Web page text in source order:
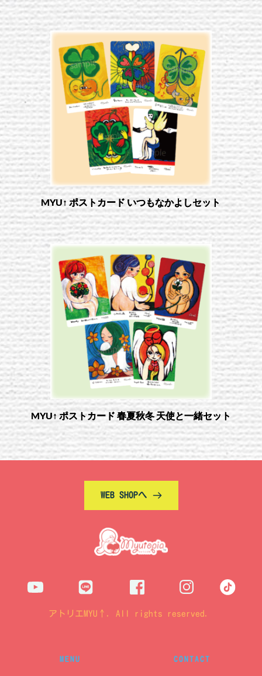
MYU↑ ポストカード いつもなかよしセット
MYU↑ ポストカード 春夏秋冬 天使と一緒セット
WEB SHOPへ
アトリエMYU↑. All rights reserved.
MENU CONTACT